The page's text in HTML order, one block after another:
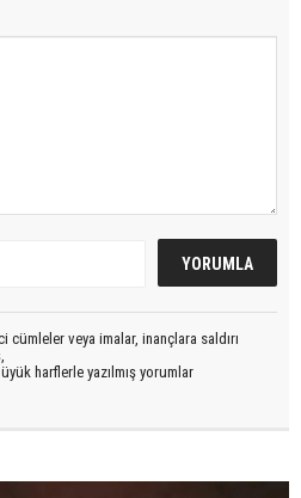
veya imalar, inançlara saldırı
harflerle yazılmış yorumlar